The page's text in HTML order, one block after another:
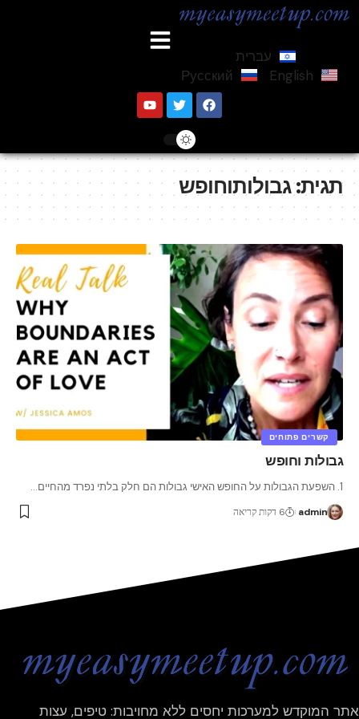
עברית
English
Русский
תגית:גבולותוחופש
קשרים פתוחים
גבולות וחופש
1. השפעת הגבולות על החופש האישי גבולות הם חלק בלתי נפרד מהחיים …
admin 6 דקות קריאה
אתר המוקדש למערכות יחסים ללא מחויבות: טיפים, עצות